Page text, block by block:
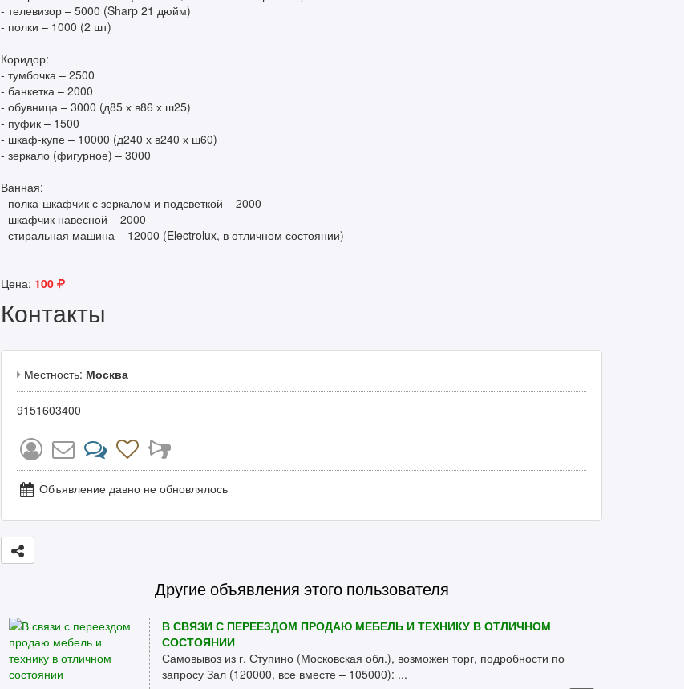
- телевизор – 5000 (Sharp 21 дюйм)
- полки – 1000 (2 шт)
Коридор:
- тумбочка – 2500
- банкетка – 2000
- обувница – 3000 (д85 х в86 х ш25)
- пуфик – 1500
- шкаф-купе – 10000 (д240 х в240 х ш60)
- зеркало (фигурное) – 3000
Ванная:
- полка-шкафчик с зеркалом и подсветкой – 2000
- шкафчик навесной – 2000
- стиральная машина – 12000 (Electrolux, в отличном состоянии)
Цена: 100
Контакты
Местность: Москва
9151603400
Объявление давно не обновлялось
Другие объявления этого пользователя
В СВЯЗИ С ПЕРЕЕЗДОМ ПРОДАЮ МЕБЕЛЬ И ТЕХНИКУ В ОТЛИЧНОМ
СОСТОЯНИИ
Самовывоз из г. Ступино (Московская обл.), возможен торг, подробности по
запросу Зал (120000, все вместе – 105000): ...